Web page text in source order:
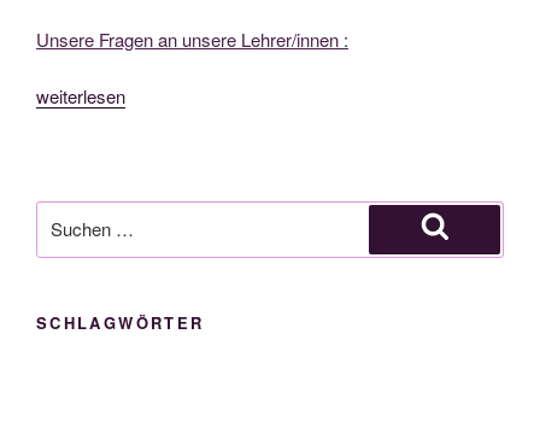
Unse­re Fra­gen an unse­re Lehrer/innen :
„#pri­
Wir
befra­
re
weiterlesen
nach:
Suchen
SCHLAGWÖRTER